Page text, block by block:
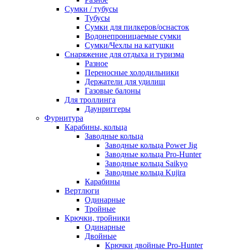
Сумки / тубусы
Тубусы
Сумки для пилкеров/оснасток
Водонепроницаемые сумки
Сумки/Чехлы на катушки
Снаряжение для отдыха и туризма
Разное
Переносные холодильники
Держатели для удилищ
Газовые балоны
Для троллинга
Даунриггеры
Фурнитура
Карабины, кольца
Заводные кольца
Заводные кольца Power Jig
Заводные кольца Pro-Hunter
Заводные кольца Saikyo
Заводные кольца Kujira
Карабины
Вертлюги
Одинарные
Тройные
Крючки, тройники
Одинарные
Двойные
Крючки двойные Pro-Hunter